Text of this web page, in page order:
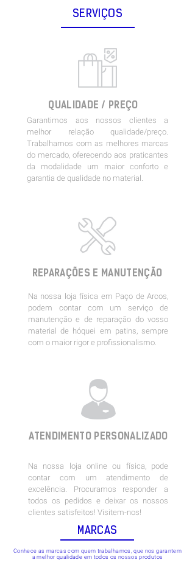
SERVIÇOS
QUALIDADE / PREÇO
Garantimos aos nossos clientes a
melhor relação qualidade/preço.
Trabalhamos com as melhores marcas
do mercado, oferecendo aos praticantes
da modalidade um maior conforto e
garantia de qualidade no material.
REPARAÇÕES E MANUTENÇÃO
Na nossa loja física em Paço de Arcos,
podem contar com um serviço de
manutenção e de reparação do vosso
material de hóquei em patins, sempre
com o maior rigor e profissionalismo.
MARCAS
Conhece as marcas com quem trabalhamos, que nos garantem
a melhor qualidade em todos os nossos produtos
ATENDIMENTO PERSONALIZADO
Na nossa loja online ou física, pode
contar com um atendimento de
excelência. Procuramos responder a
todos os pedidos e deixar os nossos
clientes satisfeitos! Visitem-nos!